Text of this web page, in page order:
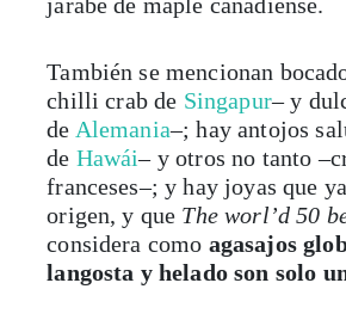
También se mencionan
chilli crab de Singapur– y
de Alemania–; hay antojos
de Hawái– y otros no tanto
franceses–; y hay joyas que
origen, y que The worl’d 50
considera como agasajos
langosta y helado son solo